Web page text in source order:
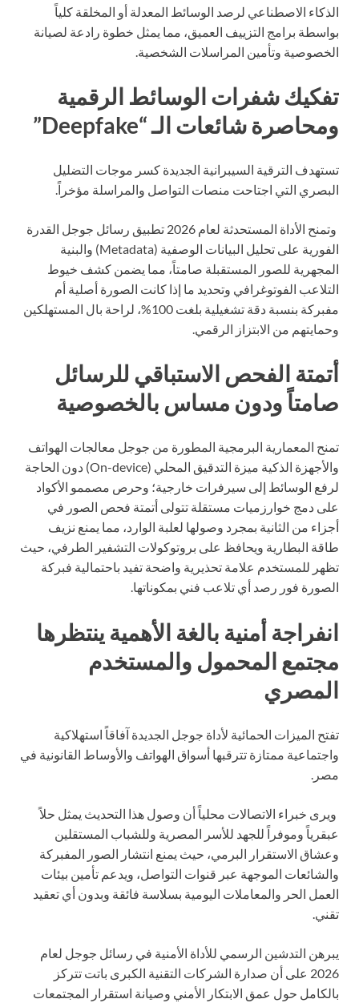
الذكاء الاصطناعي لرصد الوسائط المعدلة أو المخلقة كلياً
بواسطة برامج التزييف العميق، مما يمثل خطوة رادعة لصيانة
الخصوصية وتأمين المراسلات الشخصية.
تفكيك شفرات الوسائط الرقمية
ومحاصرة شائعات الـ “Deepfake”
تستهدف الترقية السيبرانية الجديدة كسر موجات التضليل
البصري التي اجتاحت منصات التواصل والمراسلة مؤخراً.
وتمنح الأداة المستحدثة لعام 2026 تطبيق رسائل جوجل القدرة
الفورية على تحليل البيانات الوصفية (Metadata) والبنية
المجهرية للصور المستقبلة صامتاً، مما يضمن كشف خيوط
التلاعب الفوتوغرافي وتحديد ما إذا كانت الصورة أصلية أم
مفبركة بنسبة دقة تشغيلية بلغت 100%، لراحة بال المستهلكين
وحمايتهم من الابتزاز الرقمي.
أتمتة الفحص الاستباقي للرسائل
صامتاً ودون مساس بالخصوصية
تمنح المعمارية البرمجية المطورة من جوجل معالجات الهواتف
والأجهزة الذكية ميزة التدقيق المحلي (On-device) دون الحاجة
لرفع الوسائط إلى سيرفرات خارجية؛ وحرص مصممو الأكواد
على دمج خوارزميات مستقلة تتولى أتمتة فحص الصور في
أجزاء من الثانية بمجرد وصولها لعلبة الوارد، مما يمنع نزيف
طاقة البطارية ويحافظ على بروتوكولات التشفير الطرفي، حيث
تظهر للمستخدم علامة تحذيرية واضحة تفيد باحتمالية فبركة
الصورة فور رصد أي تلاعب فني بمكوناتها.
انفراجة أمنية بالغة الأهمية ينتظرها
مجتمع المحمول والمستخدم
المصري
تفتح الميزات الحمائية لأداة جوجل الجديدة آفاقاً استهلاكية
واجتماعية ممتازة تترقبها أسواق الهواتف والأوساط القانونية في
مصر.
ويرى خبراء الاتصالات محلياً أن وصول هذا التحديث يمثل حلاً
عبقرياً وموفراً للجهد للأسر المصرية وللشباب المستقلين
وعشاق الاستقرار البرمي، حيث يمنع انتشار الصور المفبركة
والشائعات الموجهة عبر قنوات التواصل، ويدعم تأمين بيئات
العمل الحر والمعاملات اليومية بسلاسة فائقة وبدون أي تعقيد
تقني.
يبرهن التدشين الرسمي للأداة الأمنية في رسائل جوجل لعام
2026 على أن صدارة الشركات التقنية الكبرى باتت تتركز
بالكامل حول عمق الابتكار الأمني وصيانة استقرار المجتمعات